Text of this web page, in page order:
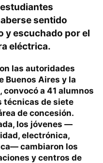
sentido
y escuchado por el
eléctrica.
las autoridades
Buenos Aires y la
convocó a 41 alumnos
técnicas de siete
de concesión.
, los jóvenes —
electrónica,
cambiaron los
y centros de